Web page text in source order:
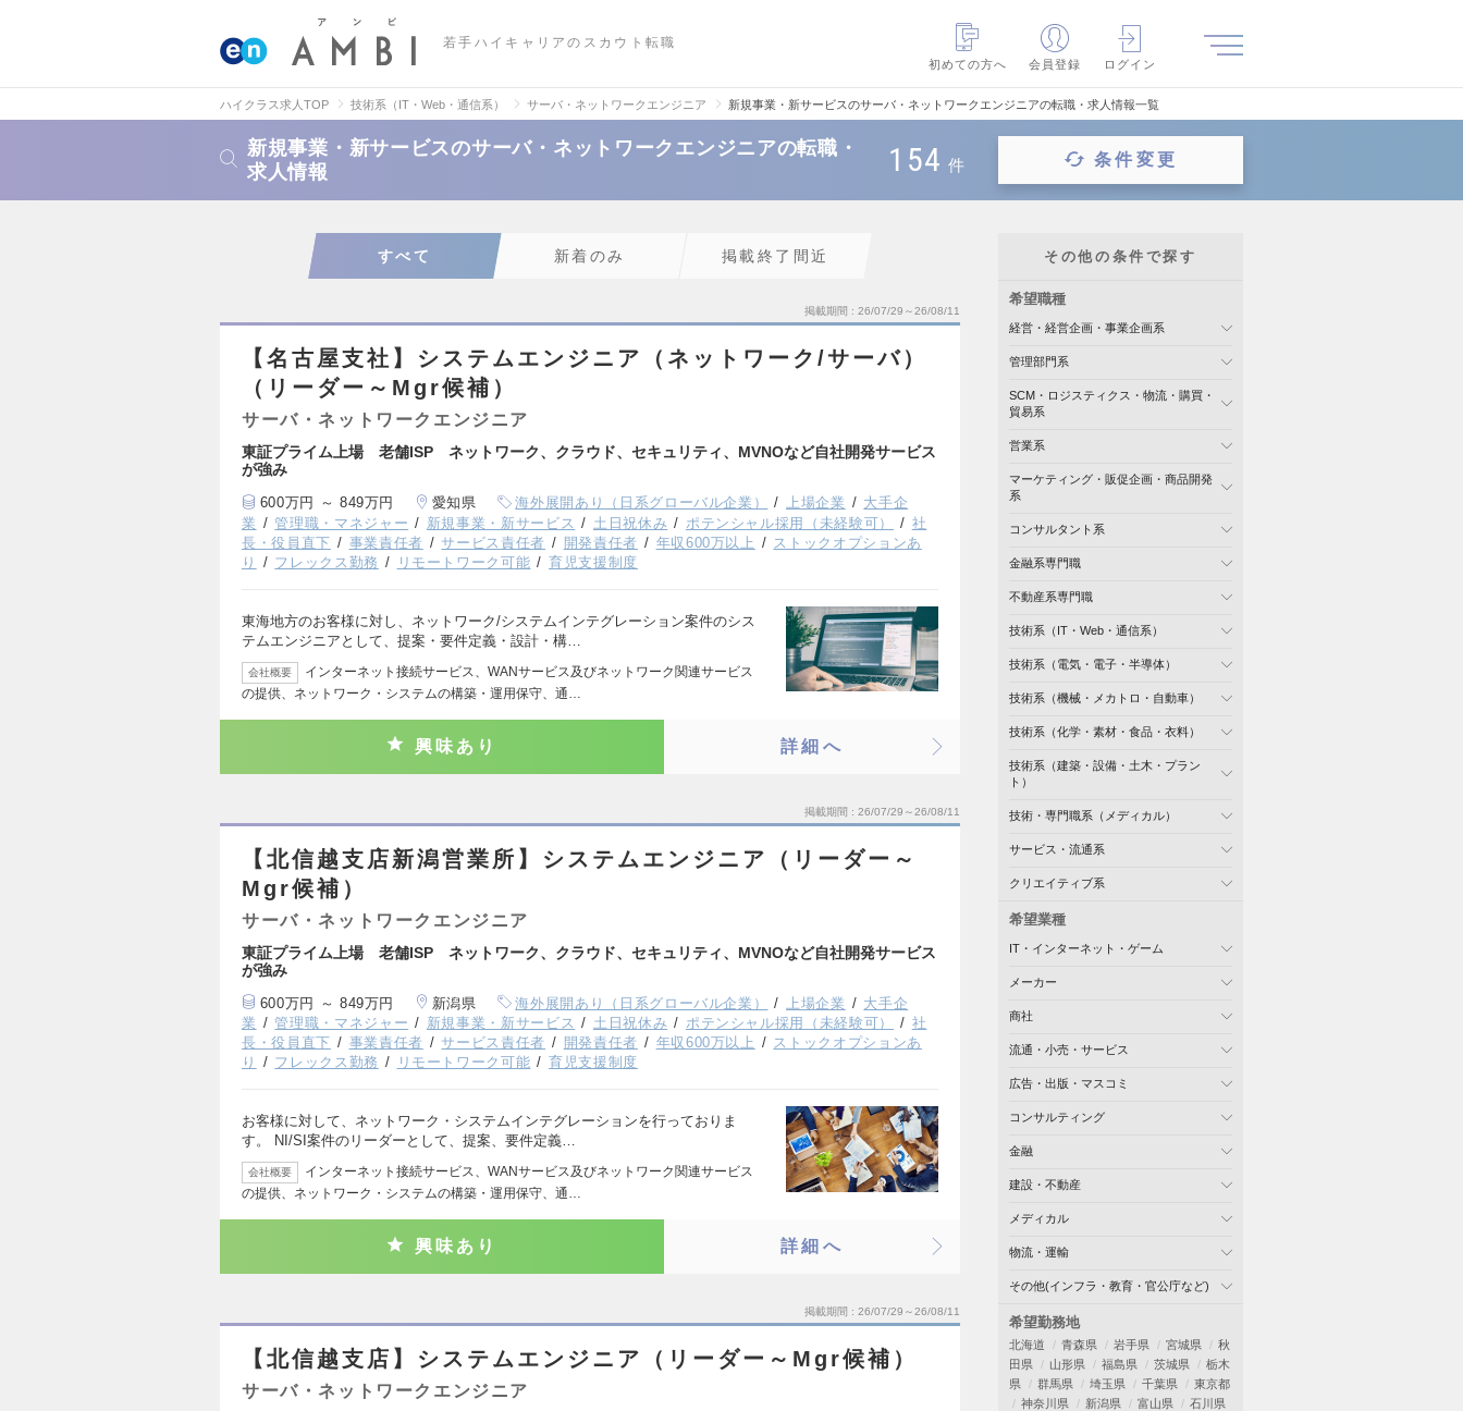
若手ハイキャリアのスカウト転職
初めての方へ
会員登録 ログイン
ハイクラス求人TOP 技術系（IT・Web・通信系） サーバ・ネットワークエンジニア 新規事業・新サービスのサーバ・ネットワークエンジニアの転職・求人情報一覧
新規事業・新サービスのサーバ・ネットワークエンジニアの転職・
求人情報
154 件 条件変更
すべて 新着のみ 掲載終了間近
掲載期間 26/07/29～26/08/11
【名古屋支社】システムエンジニア（ネットワーク/サーバ）
（リーダー～Mgr候補）
サーバ・ネットワークエンジニア
東証プライム上場 老舗ISP ネットワーク、クラウド、セキュリティ、MVNOなど自社開発サービス
が強み
600万円 ～ 849万円 愛知県 海外展開あり（日系グローバル企業） 上場企業
大手企
業
管理職・マネジャー 新規事業・新サービス 土日祝休み ポテンシャル採用（未経験可）
社
長・役員直下
事業責任者 サービス責任者 開発責任者 年収600万以上
ストックオプションあ
り
フレックス勤務 リモートワーク可能 育児支援制度
東海地方のお客様に対し、ネットワーク/システムインテグレーション案件のシス
テムエンジニアとして、提案・要件定義・設計・構…
会社概要
インターネット接続サービス、WANサービス及びネットワーク関連サービス
の提供、ネットワーク・システムの構築・運用保守、通…
興味あり 詳細へ
掲載期間 26/07/29～26/08/11
【北信越支店新潟営業所】システムエンジニア（リーダー～
Mgr候補）
サーバ・ネットワークエンジニア
東証プライム上場 老舗ISP ネットワーク、クラウド、セキュリティ、MVNOなど自社開発サービス
が強み
600万円 ～ 849万円 新潟県 海外展開あり（日系グローバル企業） 上場企業
大手企
業
管理職・マネジャー 新規事業・新サービス 土日祝休み ポテンシャル採用（未経験可）
社
長・役員直下
事業責任者 サービス責任者 開発責任者 年収600万以上
ストックオプションあ
り
フレックス勤務 リモートワーク可能 育児支援制度
お客様に対して、ネットワーク・システムインテグレーションを行っておりま
す。 NI/SI案件のリーダーとして、提案、要件定義…
会社概要
インターネット接続サービス、WANサービス及びネットワーク関連サービス
の提供、ネットワーク・システムの構築・運用保守、通…
興味あり 詳細へ
掲載期間 26/07/29～26/08/11
【北信越支店】システムエンジニア（リーダー～Mgr候補）
サーバ・ネットワークエンジニア
その他の条件で探す
希望職種
経営・経営企画・事業企画系
管理部門系
SCM・ロジスティクス・物流・購買・
貿易系
営業系
マーケティング・販促企画・商品開発
系
コンサルタント系
金融系専門職
不動産系専門職
技術系（IT・Web・通信系）
技術系（電気・電子・半導体）
技術系（機械・メカトロ・自動車）
技術系（化学・素材・食品・衣料）
技術系（建築・設備・土木・プラン
ト）
技術・専門職系（メディカル）
サービス・流通系
クリエイティブ系
希望業種
IT・インターネット・ゲーム
メーカー
商社
流通・小売・サービス
広告・出版・マスコミ
コンサルティング
金融
建設・不動産
メディカル
物流・運輸
その他(インフラ・教育・官公庁など)
希望勤務地
北海道 青森県 岩手県 宮城県
秋
田県
山形県 福島県 茨城県
栃木
県
群馬県 埼玉県 千葉県
東京都
神奈川県
新潟県 富山県
石川県